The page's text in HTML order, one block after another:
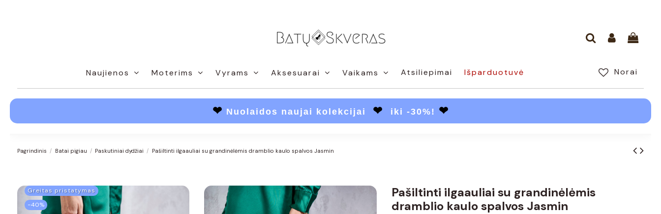
Naujienos Moterims Vyrams Aksesuarai Vaikams Atsiliepimai Norai
Išparduotuvė
❤ Nuolaidos naujai kolekcijai ❤ iki -30%! ❤
Pagrindinis Batai pigiau Paskutiniai dydžiai Pašiltinti ilgaauliai su grandinėlėmis dramblio kaulo spalvos Jasmin
Greitas pristatymas
−40%
Pašiltinti ilgaauliai su grandinėlėmis
dramblio kaulo spalvos Jasmin